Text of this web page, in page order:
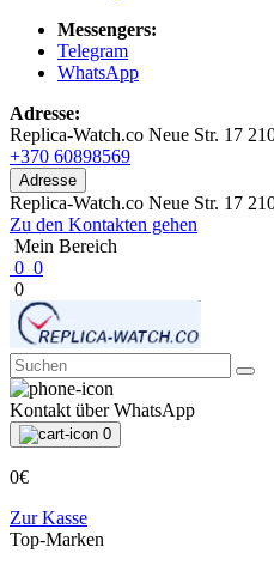
Messengers:
Telegram
WhatsApp
Adresse:
Replica-Watch.co Neue Str. 17
+370 60898569
Adresse
Replica-Watch.co Neue Str. 17
Zu den Kontakten gehen
Mein Bereich
0 0
0
Kontakt über WhatsApp
0
0€
Zur Kasse
Top-Marken